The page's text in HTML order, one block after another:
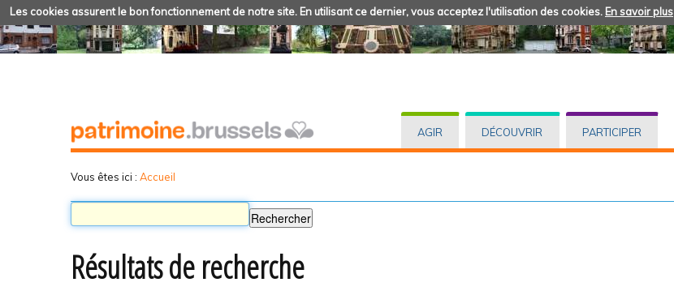
Les cookies assurent le bon fonctionnement de notre site. En utilisant ce dernier, vous acceptez l'utilisation des cookies. En savoir plus
AGIR DÉCOUVRIR PARTICIPER
Vous êtes ici : Accueil
Résultats de recherche